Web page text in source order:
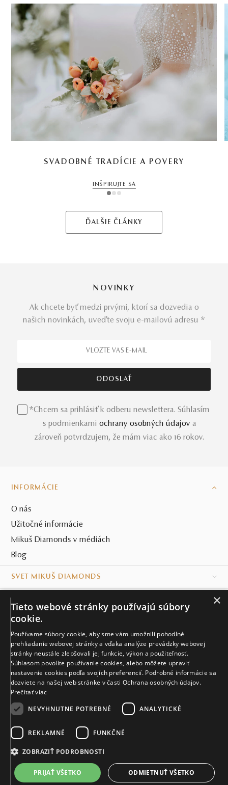
SVADOBNÉ TRADÍCIE A POVERY
INŠPIRUJTE SA
1 2 3
ĎALŠIE ČLÁNKY
3 673 €
Vyrobíme a doručíme do 21 dní
VIAC INFO
NOVINKY
Ak chcete byť medzi prvými, ktorí sa dozvedia o
našich novinkách, uveďte svoju e-mailovú adresu *
*Chcem sa prihlásiť k odberu newslettera. Súhlasím
s podmienkami ochrany osobných údajov a
zároveň potvrdzujem, že mám viac ako 16 rokov.
INFORMÁCIE
O nás
Užitočné informácie
Mikuš Diamonds v médiách
Blog
SVET MIKUŠ DIAMONDS
KONTAKT
Naše klenotníctva
Sídlo spoločnosti
© MIKUŠ DIAMONDS, A.S. 2026. VŠETKY PRÁVA VYHRADENÉ.
×
Tieto webové stránky používajú súbory
cookie.
Používame súbory cookie, aby sme vám umožnili pohodlné
prehliadanie webovej stránky a vďaka analýze prevádzky webovej
stránky neustále zlepšovali jej funkcie, výkon a použiteľnosť.
Súhlasom povolíte používanie cookies, alebo môžete upraviť
nastavenie cookies podľa svojích preferencií. Podrobné informácie sa
dozviete na našej web stránke v časti Ochrana osobných údajov.
Prečítať viac
NEVYHNUTNE POTREBNÉ
ANALYTICKÉ
REKLAMNÉ FUNKČNÉ
ZOBRAZIŤ PODROBNOSTI
PRIJAŤ VŠETKO ODMIETNUŤ VŠETKO